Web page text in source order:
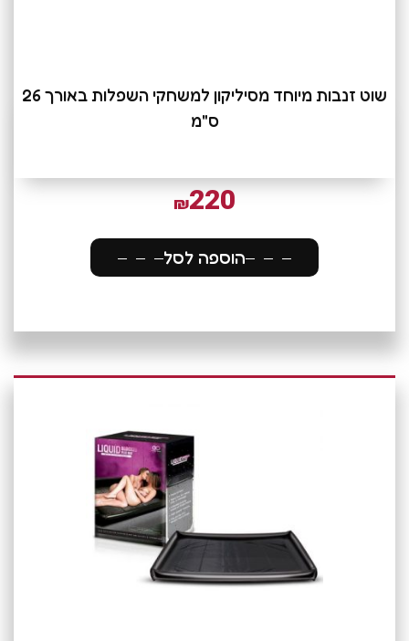
שוט זנבות מיוחד מסיליקון למשחקי השפלות באורך 26
ס"מ
₪220
הוספה לסל